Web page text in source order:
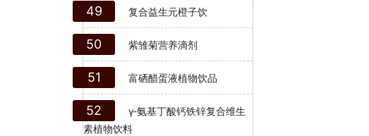
49 复合益生元橙子饮
50 紫雏菊营养滴剂
51 富硒醋蛋液植物饮品
52
γ-氨基丁酸钙铁锌复合维生
素植物饮料